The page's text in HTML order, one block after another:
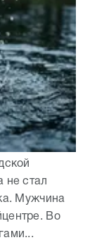
не стал
Мужчина
Во